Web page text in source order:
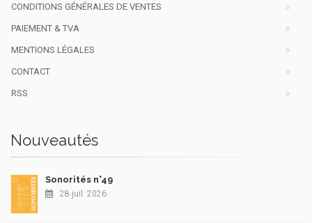
CONDITIONS GÉNÉRALES DE VENTES
PAIEMENT & TVA
MENTIONS LÉGALES
CONTACT
RSS
Nouveautés
Sonorités n°49
28 juil. 2026